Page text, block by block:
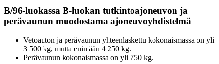
B/96-luokassa B-luokan tutkintoajoneuvon ja
perävaunun muodostama ajoneuvoyhdistelmä
Vetoauton ja perävaunun yhteenlaskettu kokonaismassa on yli
3 500 kg, mutta enintään 4 250 kg.
Perävaunun kokonaismassa on yli 750 kg.